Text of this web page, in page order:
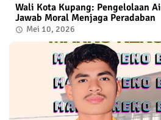
Wali Kota Kupang: Pengelolaan
Jawab Moral Menjaga Peradaban
Mei 10, 2026